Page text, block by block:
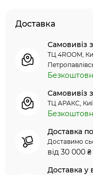
Доставка
Самовивіз
ТЦ 4ROOM,
Самовивіз
ТЦ АРАКС,
Доставка
Доставимо
від 30 000 ₴
Доставка у